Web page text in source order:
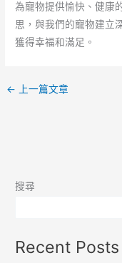
為寵物提供愉快、健康
思，與我們的寵物建立
獲得幸福和滿足。
← 上一篇文章
搜尋
Recent Posts